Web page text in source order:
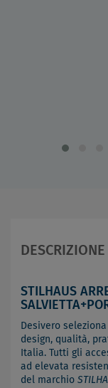
DESCRIZIONE
STILHAUS
Desivero
design, qualità,
Italia. Tutti gli
ad elevata
del marchio